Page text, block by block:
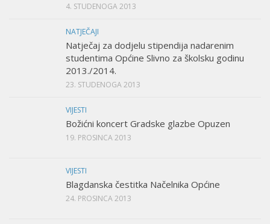
4. STUDENOGA 2013
NATJEČAJI
Natječaj za dodjelu stipendija nadarenim
studentima Općine Slivno za školsku godinu
2013./2014.
23. STUDENOGA 2013
VIJESTI
Božićni koncert Gradske glazbe Opuzen
19. PROSINCA 2013
VIJESTI
Blagdanska čestitka Načelnika Općine
24. PROSINCA 2013